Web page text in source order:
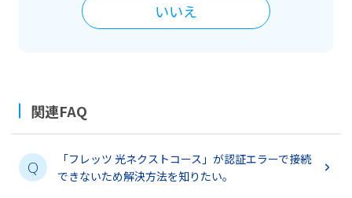
いいえ
関連FAQ
Q
「フレッツ 光ネクストコース」が認証エラーで接続
できないため解決方法を知りたい。